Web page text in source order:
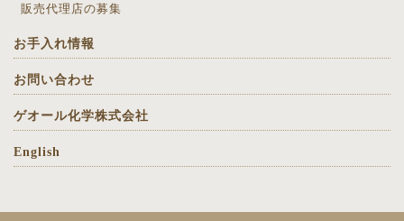
販売代理店の募集
お手入れ情報
お問い合わせ
ゲオール化学株式会社
English